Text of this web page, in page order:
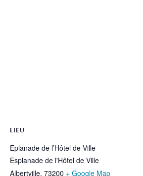
LIEU
Eplanade de l’Hôtel de Ville
Esplanade de l'Hôtel de Ville
Albertville, 73200 + Google Map